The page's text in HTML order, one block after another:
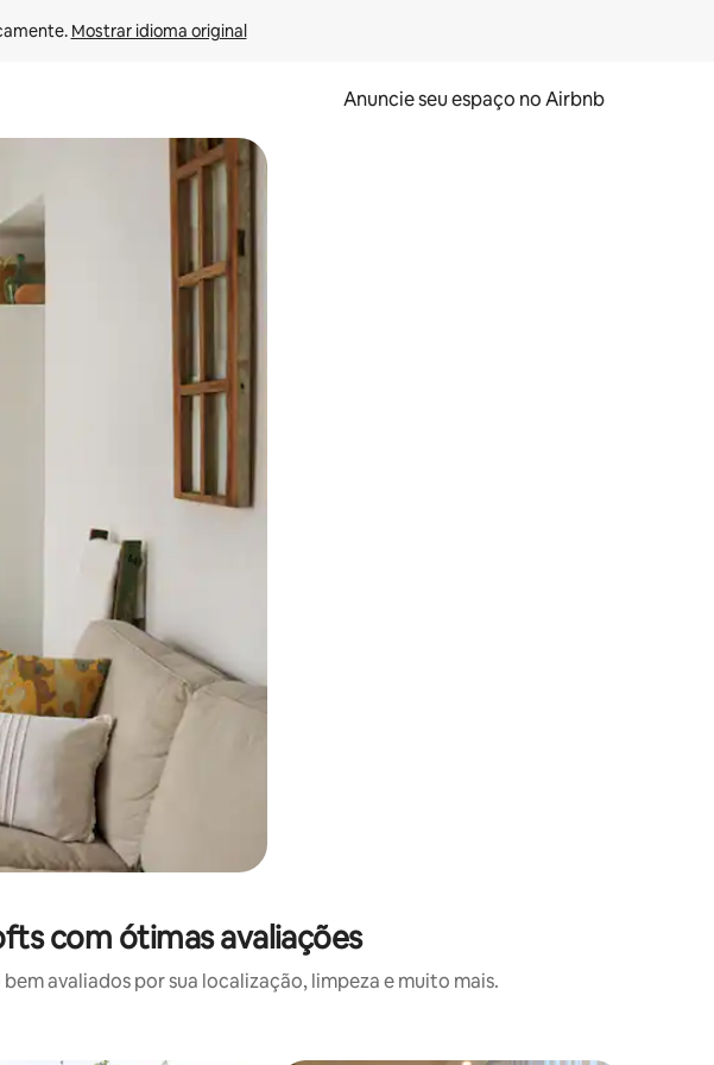
Mostrar idioma original
Anuncie seu espaço no Airbnb
teclado ou tocando e deslizando o dedo na tela.
com ótimas avaliações
avaliados por sua localização, limpeza e muito mais.